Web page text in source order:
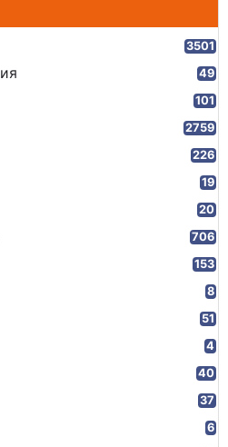
3501
49
101
2759
226
19
20
706
153
8
51
4
40
37
6